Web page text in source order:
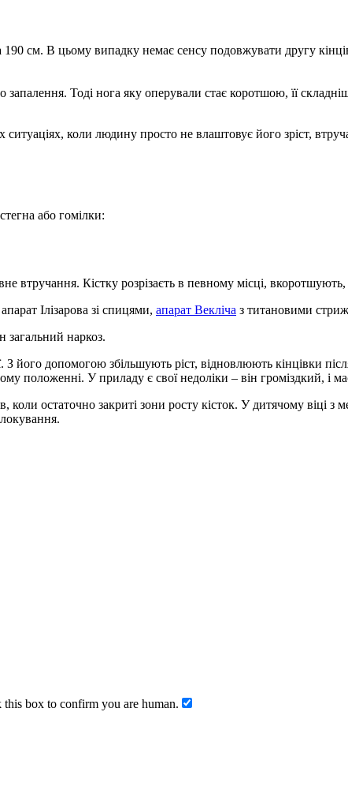
см. В цьому випадку немає сенсу подовжувати другу
запалення. Тоді нога яку оперували стає коротшою, її
ситуаціях, коли людину просто не влаштовує його зріст,
або гомілки:
втручання. Кістку розрізаєть в певному місці,
Ілізарова зі спицями, апарат Векліча з титановими
загальний наркоз.
З його допомогою збільшують ріст, відновлюють кінцівки
положенні. У приладу є свої недоліки – він громіздкий, і
остаточно закриті зони росту кісток. У дитячому віці з
this box to confirm you are human.